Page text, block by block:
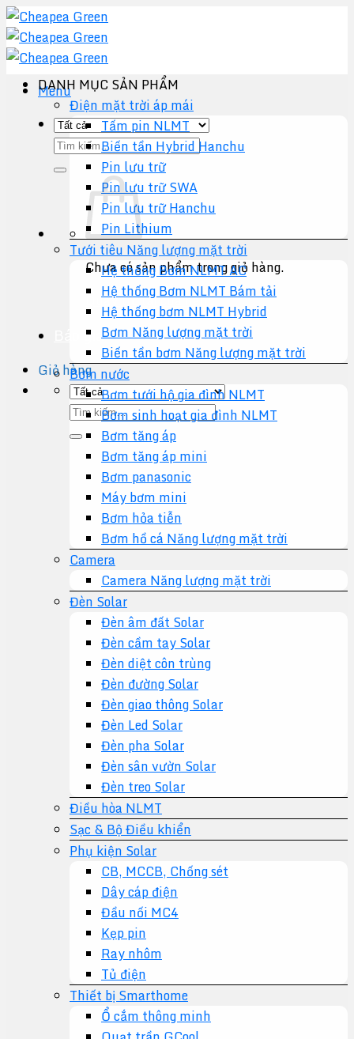
Chuyển
đến
nội
dung
Menu
Tìm
kiếm:
Chưa có sản phẩm trong giỏ hàng.
Quay trở lại cửa hàng
Báo giá +
Giỏ hàng
Tìm
kiếm:
DANH MỤC SẢN PHẨM
Điện mặt trời áp mái
Tấm pin NLMT
Biến tần Hybrid Hanchu
Pin lưu trữ
Pin lưu trữ SWA
Pin lưu trữ Hanchu
Pin Lithium
Tưới tiêu Năng lượng mặt trời
Hệ thống Bơm NLMT AC
Hệ thống Bơm NLMT Bám tải
Hệ thống bơm NLMT Hybrid
Bơm Năng lượng mặt trời
Biến tần bơm Năng lượng mặt trời
Bơm nước
Bơm tưới hộ gia đình NLMT
Bơm sinh hoạt gia đình NLMT
Bơm tăng áp
Bơm tăng áp mini
Bơm panasonic
Máy bơm mini
Bơm hỏa tiễn
Bơm hồ cá Năng lượng mặt trời
Camera
Camera Năng lượng mặt trời
Đèn Solar
Đèn âm đất Solar
Đèn cầm tay Solar
Đèn diệt côn trùng
Đèn đường Solar
Đèn giao thông Solar
Đèn Led Solar
Đèn pha Solar
Đèn sân vườn Solar
Đèn treo Solar
Điều hòa NLMT
Sạc & Bộ Điều khiển
Phụ kiện Solar
CB, MCCB, Chống sét
Dây cáp điện
Đầu nối MC4
Kẹp pin
Ray nhôm
Tủ điện
Thiết bị Smarthome
Ổ cắm thông minh